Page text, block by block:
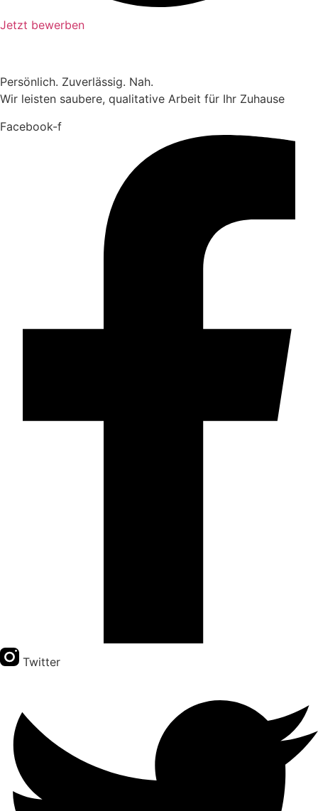
Jetzt bewerben
Persönlich. Zuverlässig. Nah.
Wir leisten saubere, qualitative Arbeit für Ihr Zuhause
Facebook-f
Twitter